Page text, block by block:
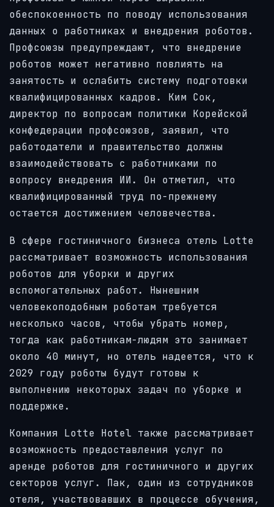
обеспокоенность по поводу использования
данных о работниках и внедрения роботов.
Профсоюзы предупреждают, что внедрение
роботов может негативно повлиять на
занятость и ослабить систему подготовки
квалифицированных кадров. Ким Сок,
директор по вопросам политики Корейской
конфедерации профсоюзов, заявил, что
работодатели и правительство должны
взаимодействовать с работниками по
вопросу внедрения ИИ. Он отметил, что
квалифицированный труд по-прежнему
остается достижением человечества.
В сфере гостиничного бизнеса отель Lotte
рассматривает возможность использования
роботов для уборки и других
вспомогательных работ. Нынешним
человекоподобным роботам требуется
несколько часов, чтобы убрать номер,
тогда как работникам-людям это занимает
около 40 минут, но отель надеется, что к
2029 году роботы будут готовы к
выполнению некоторых задач по уборке и
поддержке.
Компания Lotte Hotel также рассматривает
возможность предоставления услуг по
аренде роботов для гостиничного и других
секторов услуг. Пак, один из сотрудников
отеля, участвовавших в процессе обучения,